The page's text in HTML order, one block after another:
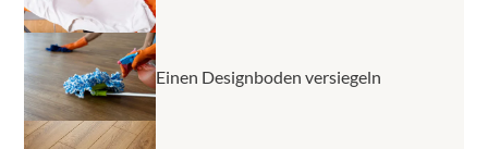
Einen Designboden versiegeln